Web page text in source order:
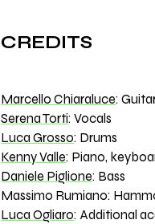
CREDITS
Marcello Chiaraluce:
Serena Torti: Vocals
Luca Grosso: Drums
Kenny Valle: Piano,
Daniele Piglione: Bass
Massimo Rumiano:
Luca Ogliaro: Additional